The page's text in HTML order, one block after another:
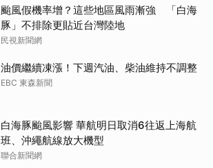
颱風假機率增？這些地區風雨漸強 「白海
豚」不排除更貼近台灣陸地
民視新聞網
油價繼續凍漲！下週汽油、柴油維持不調整
EBC 東森新聞
白海豚颱風影響 華航明日取消6往返上海航
班、沖繩航線放大機型
聯合新聞網